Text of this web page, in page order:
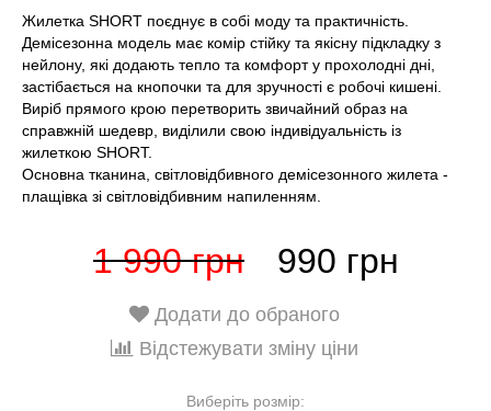
Жилетка SHORT поєднує в собі моду та практичність.
Демісезонна модель має комір стійку та якісну підкладку з
нейлону, які додають тепло та комфорт у прохолодні дні,
застібається на кнопочки та для зручності є робочі кишені.
Виріб прямого крою перетворить звичайний образ на
справжній шедевр, виділили свою індивідуальність із
жилеткою SHORT.
Основна тканина, світловідбивного демісезонного жилета -
плащівка зі світловідбивним напиленням.
1 990 грн 990 грн
Додати до обраного
Відстежувати зміну ціни
Виберіть розмір: